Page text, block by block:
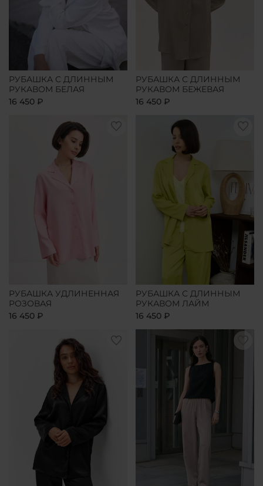
РУБАШКА С ДЛИННЫМ
РУКАВОМ БЕЛАЯ
16 450 ₽
РУБАШКА С ДЛИННЫМ
РУКАВОМ БЕЖЕВАЯ
16 450 ₽
РУБАШКА УДЛИНЕННАЯ
РОЗОВАЯ
16 450 ₽
РУБАШКА С ДЛИННЫМ
РУКАВОМ ЛАЙМ
16 450 ₽